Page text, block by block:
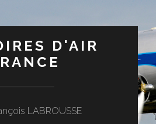
D'AIR
LABROUSSE